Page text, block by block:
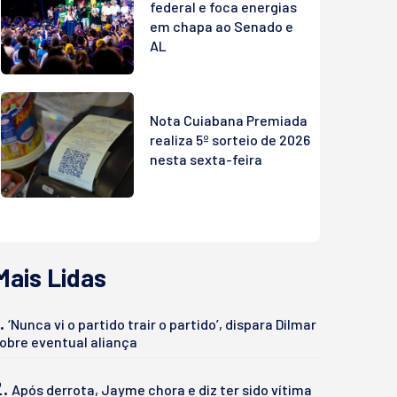
federal e foca energias
em chapa ao Senado e
AL
Nota Cuiabana Premiada
realiza 5º sorteio de 2026
nesta sexta-feira
Lidas
‘Nunca vi o partido trair o partido’, dispara Dilmar
eventual aliança
Após derrota, Jayme chora e diz ter sido vítima